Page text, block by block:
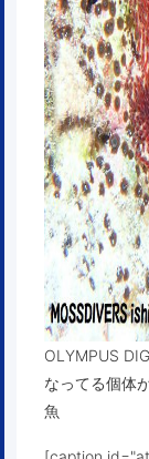
OLYMPUS
なってる個体
魚